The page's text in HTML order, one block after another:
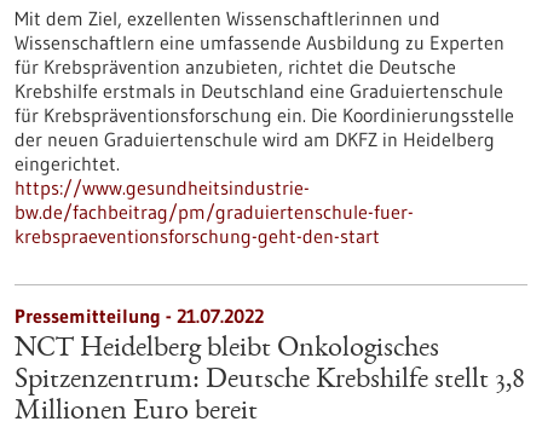
Mit dem Ziel, exzellenten Wissenschaftlerinnen und
Wissenschaftlern eine umfassende Ausbildung zu Experten
für Krebsprävention anzubieten, richtet die Deutsche
Krebshilfe erstmals in Deutschland eine Graduiertenschule
für Krebspräventionsforschung ein. Die Koordinierungsstelle
der neuen Graduiertenschule wird am DKFZ in Heidelberg
eingerichtet.
https://www.gesundheitsindustrie-
bw.de/fachbeitrag/pm/graduiertenschule-fuer-
krebspraeventionsforschung-geht-den-start
Pressemitteilung - 21.07.2022
NCT Heidelberg bleibt Onkologisches
Spitzenzentrum: Deutsche Krebshilfe stellt 3,8
Millionen Euro bereit